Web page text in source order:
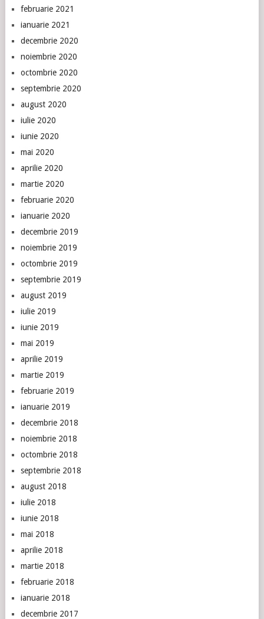
februarie 2021
ianuarie 2021
decembrie 2020
noiembrie 2020
octombrie 2020
septembrie 2020
august 2020
iulie 2020
iunie 2020
mai 2020
aprilie 2020
martie 2020
februarie 2020
ianuarie 2020
decembrie 2019
noiembrie 2019
octombrie 2019
septembrie 2019
august 2019
iulie 2019
iunie 2019
mai 2019
aprilie 2019
martie 2019
februarie 2019
ianuarie 2019
decembrie 2018
noiembrie 2018
octombrie 2018
septembrie 2018
august 2018
iulie 2018
iunie 2018
mai 2018
aprilie 2018
martie 2018
februarie 2018
ianuarie 2018
decembrie 2017